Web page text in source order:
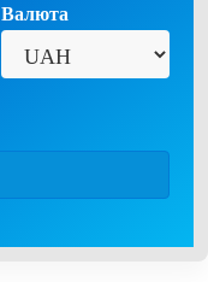
Валюта